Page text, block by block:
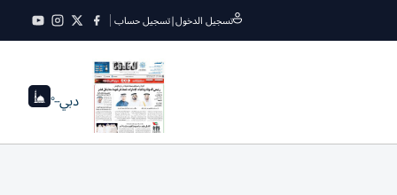
تسجيل الدخول|تسجيل حساب
دبي--°